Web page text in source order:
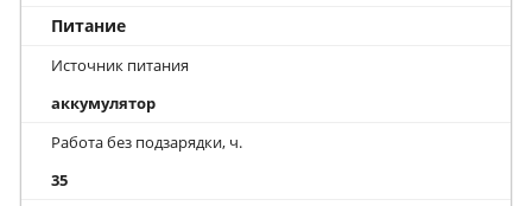
Питание
Источник питания
аккумулятор
Работа без подзарядки, ч.
35